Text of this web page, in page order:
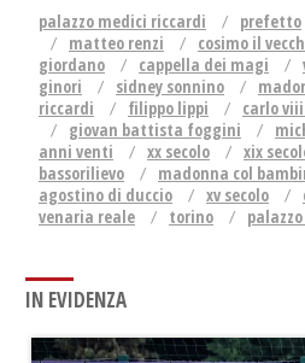
palazzo medici riccardi prefetto
matteo renzi
cosimo il
giordano
cappella dei magi
ginori
sidney sonnino
riccardi
filippo lippi carlo
giovan battista foggini
anni venti
xx secolo xix
bassorilievo
madonna col
agostino di duccio
xv secolo
venaria reale
torino
IN EVIDENZA